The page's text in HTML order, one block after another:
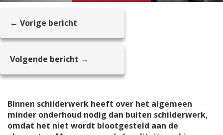
← Vorige bericht
Volgende bericht →
Binnen schilderwerk heeft over het algemeen
minder onderhoud nodig dan buiten schilderwerk,
omdat het niet wordt blootgesteld aan de